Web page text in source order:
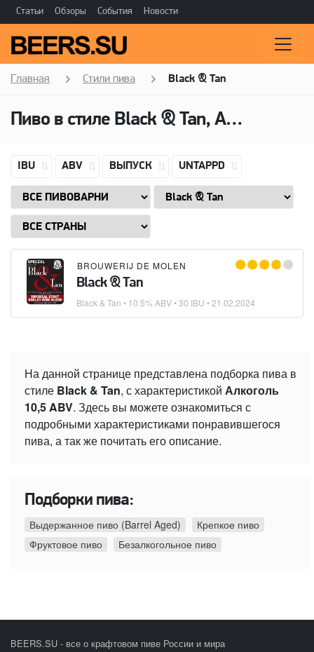
Статьи Обзоры События Новости
Главная Стили пива Black & Tan
Пиво в стиле Black & Tan, Алкоголь: 10,5 ABV
IBU ABV ВЫПУСК UNTAPPD
BROUWERIJ DE MOLEN
Black & Tan
Black & Tan • 10.5% ABV • 30 IBU •21.02.2024
На данной странице представлена подборка пива в
стиле Black & Tan, с характеристикой Алкоголь
10,5 ABV. Здесь вы можете ознакомиться с
подробными характеристиками понравившегося
пива, а так же почитать его описание.
Подборки пива:
Выдержанное пиво (Barrel Aged)
Крепкое пиво
Фруктовое пиво
Безалкогольное пиво
BEERS.SU - все о крафтовом пиве России и мира